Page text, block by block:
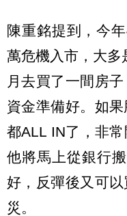
陳重銘提到，今
萬危機入市，大
月去買了一間房
資金準備好。如
都ALL IN了，非
他將馬上從銀行
好，反彈後又可
災。